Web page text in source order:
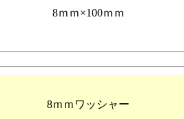
8ｍｍ×100ｍｍ
8ｍｍワッシャー